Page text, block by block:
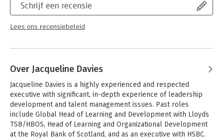
Schrijf een recensie
Lees ons recensiebeleid
Over Jacqueline Davies
Jacqueline Davies is a highly experienced and respected
executive with significant, in-depth experience of leadership
development and talent management issues. Past roles
include Global Head of Learning and Development with Lloyds
TSB/HBOS, Head of Learning and Organizational Development
at the Royal Bank of Scotland, and as an executive with HSBC.